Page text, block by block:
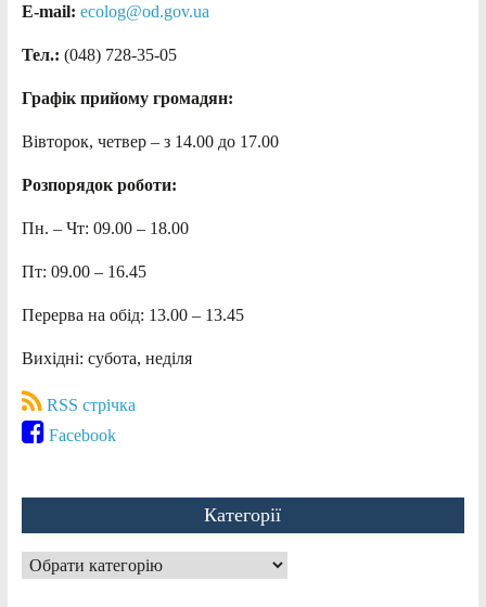
E-mail: ecolog@od.gov.ua
Тел.: (048) 728-35-05
Графік прийому громадян:
Вівторок, четвер – з 14.00 до 17.00
Розпорядок роботи:
Пн. – Чт: 09.00 – 18.00
Пт: 09.00 – 16.45
Перерва на обід: 13.00 – 13.45
Вихідні: субота, неділя
RSS стрічка
Facebook
Категорії
Категорії